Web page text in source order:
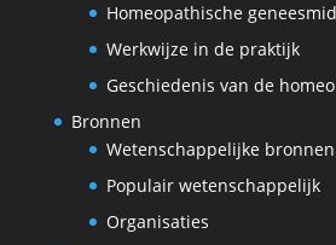
Homeopathische
Werkwijze in de praktijk
Geschiedenis van de
Bronnen
Wetenschappelijke bronnen
Populair wetenschappelijk
Organisaties